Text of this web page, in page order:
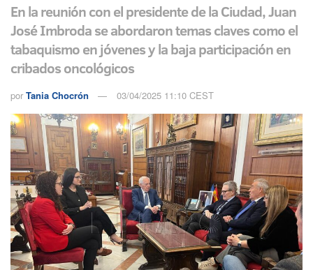
En la reunión con el presidente de la Ciudad, Juan
José Imbroda se abordaron temas claves como el
tabaquismo en jóvenes y la baja participación en
cribados oncológicos
por Tania Chocrón 03/04/2025 11:10 CEST